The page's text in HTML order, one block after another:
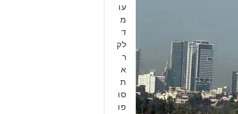
עו
מ
ד
לק
ר
א
ת
סו
פו